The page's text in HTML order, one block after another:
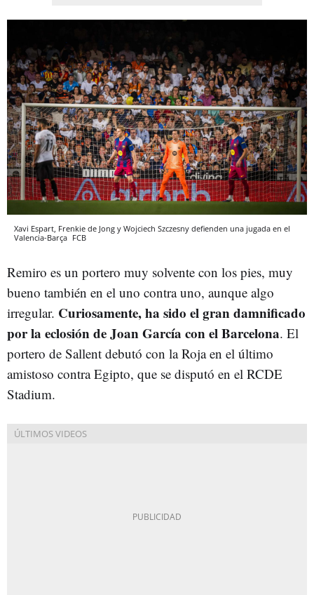
Xavi Espart, Frenkie de Jong y Wojciech Szczesny defienden una jugada en el
Valencia-Barça FCB
Remiro es un portero muy solvente con los pies, muy
bueno también en el uno contra uno, aunque algo
irregular. Curiosamente, ha sido el gran damnificado
por la eclosión de Joan García con el Barcelona. El
portero de Sallent debutó con la Roja en el último
amistoso contra Egipto, que se disputó en el RCDE
Stadium.